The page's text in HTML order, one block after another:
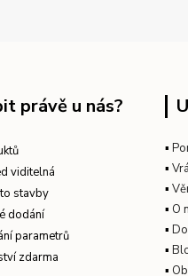
právě u nás?
viditelná
stavby
dodání
parametrů
zdarma
▪
▪
▪
▪ O
▪
▪
▪